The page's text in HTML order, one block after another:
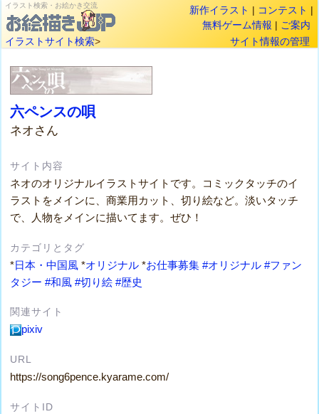
イラスト検索・お絵かき交流 新作イラスト | コンテスト |
無料ゲーム情報 | ご案内
イラストサイト検索> サイト情報の管理
六ペンスの唄
ネオさん
サイト内容
ネオのオリジナルイラストサイトです。コミックタッチのイ
ラストをメインに、商業用カット、切り絵など。淡いタッチ
で、人物をメインに描いてます。ぜひ！
カテゴリとタグ
*日本・中国風 *オリジナル *お仕事募集 #オリジナル #ファン
タジー #和風 #切り絵 #歴史
関連サイト
pixiv
URL
https://song6pence.kyarame.com/
サイトID